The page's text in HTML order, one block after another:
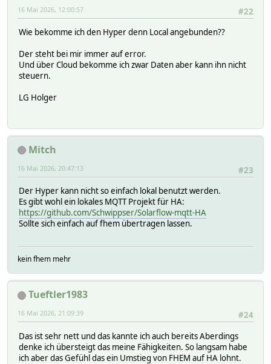
#22
16 Mai 2026, 12:00:57
Wie bekomme ich den Hyper denn Local angebunden??
Der steht bei mir immer auf error.
Und über Cloud bekomme ich zwar Daten aber kann ihn nicht
steuern.
LG Holger
Mitch
#23
16 Mai 2026, 20:47:13
Der Hyper kann nicht so einfach lokal benutzt werden.
Es gibt wohl ein lokales MQTT Projekt für HA:
https://github.com/Schwippser/Solarflow-mqtt-HA
Sollte sich einfach auf fhem übertragen lassen.
kein fhem mehr
Tueftler1983
#24
16 Mai 2026, 21:09:39
Das ist sehr nett und das kannte ich auch bereits Aberdings
denke ich übersteigt das meine Fähigkeiten. So langsam habe
ich aber das Gefühl das ein Umstieg von FHEM auf HA lohnt.